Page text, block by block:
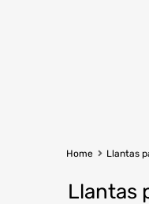
Home Llantas
Llantas